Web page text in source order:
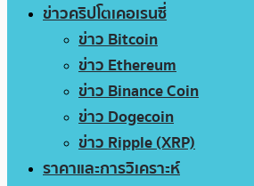
ข่าวคริปโตเคอเรนซี่
ข่าว Bitcoin
ข่าว Ethereum
ข่าว Binance Coin
ข่าว Dogecoin
ข่าว Ripple (XRP)
ราคาและการวิเคราะห์